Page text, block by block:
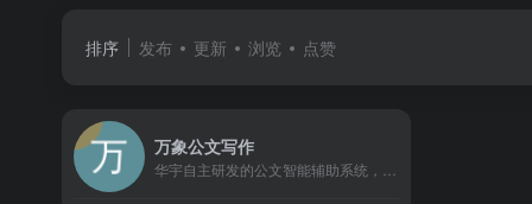
排序 发布 更新 浏览 点赞
万象公文写作